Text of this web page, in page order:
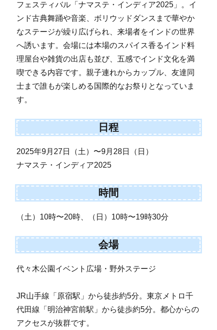
フェスティバル「ナマステ・インディア2025」。イ
ンド古典舞踊や音楽、ボリウッドダンスまで華やか
なステージが繰り広げられ、来場者をインドの世界
へ誘います。会場には本場のスパイス香るインド料
理屋台や雑貨の出店も並び、五感でインド文化を満
喫できる内容です。親子連れからカップル、友達同
士まで誰もが楽しめる国際的なお祭りとなっていま
す。
日程
2025年9月27日（土）〜9月28日（日）
ナマステ・インディア2025
時間
（土）10時〜20時、（日）10時〜19時30分
会場
代々木公園イベント広場・野外ステージ
JR山手線「原宿駅」から徒歩約5分。東京メトロ千
代田線「明治神宮前駅」から徒歩約5分。都心からの
アクセスが抜群です。